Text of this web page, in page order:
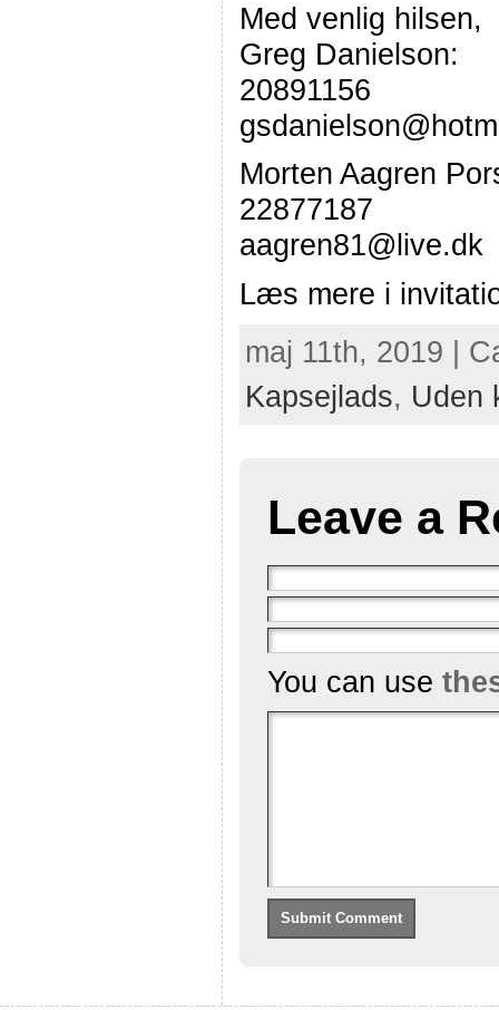
Med venlig hilsen,
Greg Danielson:
20891156
Morten Aagren
22877187
aagren81@live.dk
Læs mere i
maj 11th, 2019 |
Kapsejlads, Uden
Leave a
You can use